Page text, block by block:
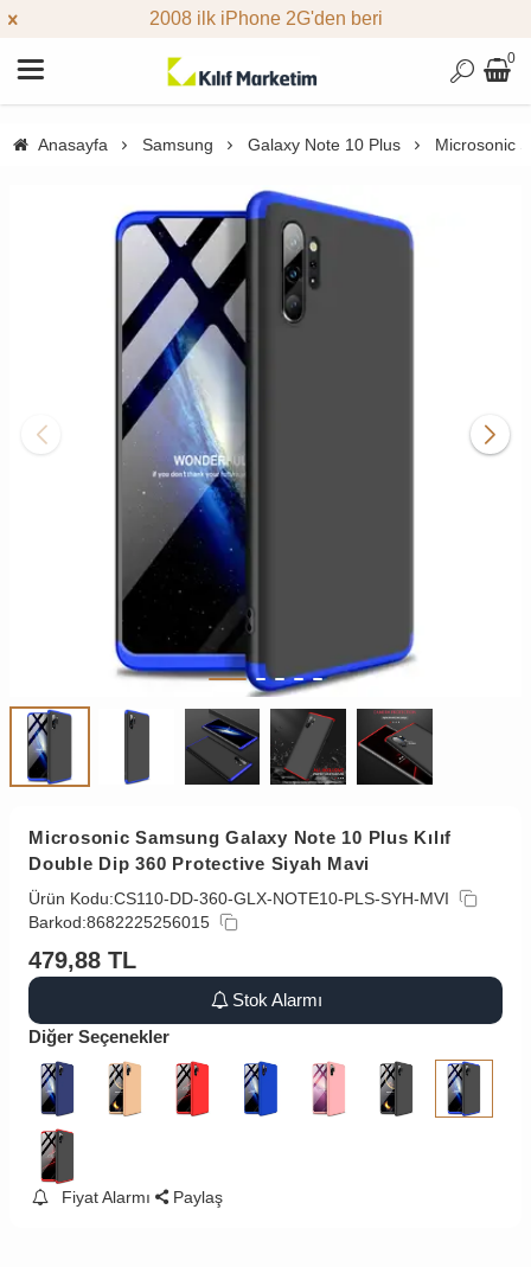
2008 ilk iPhone 2G'den beri
0
Anasayfa Samsung Galaxy Note 10 Plus Microsonic
Microsonic Samsung Galaxy Note 10 Plus Kılıf
Double Dip 360 Protective Siyah Mavi
Ürün Kodu:CS110-DD-360-GLX-NOTE10-PLS-SYH-MVI
Barkod:8682225256015
479,88 TL
Stok Alarmı
Diğer Seçenekler
Fiyat Alarmı Paylaş